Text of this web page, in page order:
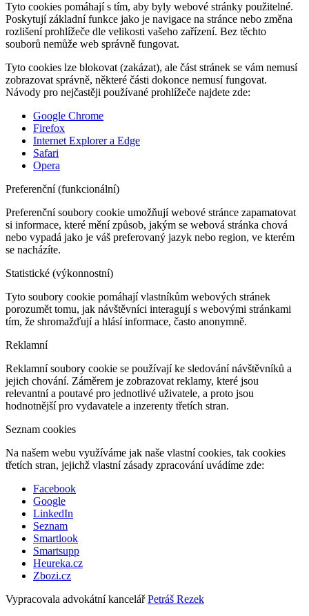
Tyto cookies pomáhají s tím, aby byly webové stránky použitelné.
Poskytují základní funkce jako je navigace na stránce nebo změna
rozlišení prohlížeče dle velikosti vašeho zařízení. Bez těchto
souborů nemůže web správně fungovat.
Tyto cookies lze blokovat (zakázat), ale část stránek se vám nemusí
zobrazovat správně, některé části dokonce nemusí fungovat.
Návody pro nejčastěji používané prohlížeče najdete zde:
Google Chrome
Firefox
Internet Explorer a Edge
Safari
Opera
Preferenční (funkcionální)
Preferenční soubory cookie umožňují webové stránce zapamatovat
si informace, které mění způsob, jakým se webová stránka chová
nebo vypadá jako je váš preferovaný jazyk nebo region, ve kterém
se nacházíte.
Statistické (výkonnostní)
Tyto soubory cookie pomáhají vlastníkům webových stránek
porozumět tomu, jak návštěvníci interagují s webovými stránkami
tím, že shromažďují a hlásí informace, často anonymně.
Reklamní
Reklamní soubory cookie se používají ke sledování návštěvníků a
jejich chování. Záměrem je zobrazovat reklamy, které jsou
relevantní a poutavé pro jednotlivé uživatele, a proto jsou
hodnotnější pro vydavatele a inzerenty třetích stran.
Seznam cookies
Na našem webu využíváme jak naše vlastní cookies, tak cookies
třetích stran, jejichž vlastní zásady zpracování uvádíme zde:
Facebook
Google
LinkedIn
Seznam
Smartlook
Smartsupp
Heureka.cz
Zbozi.cz
Vypracovala advokátní kancelářPetráš Rezek